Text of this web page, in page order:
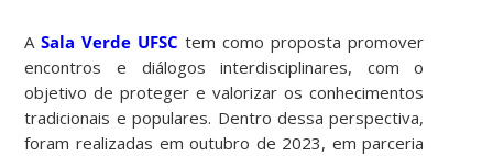
ASala Verde UFSC tem como proposta promover
encontros e diálogos interdisciplinares, com o
objetivo de proteger e valorizar os conhecimentos
tradicionais e populares. Dentro dessa perspectiva,
foram realizadas em outubro de 2023, em parceria